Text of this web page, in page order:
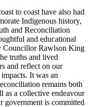
to coast have also had
Indigenous history,
and Reconciliation
and educational
Councillor Rawlson King
truths and lived
and reflect on our
It was an
remains both
as a collective endeavour
government is committed